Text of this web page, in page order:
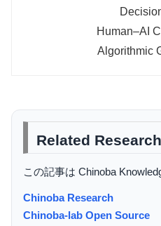
Human–AI
Algorithmic
Related Research
この記事は Chinoba
Chinoba Research
Chinoba-lab Open Source